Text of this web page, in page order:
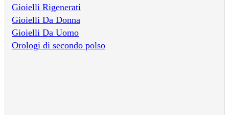
Gioielli Rigenerati
Gioielli Da Donna
Gioielli Da Uomo
Orologi di secondo polso